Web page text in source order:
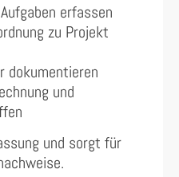
erfassen
zu Projekt
dokumentieren
und
und sorgt für